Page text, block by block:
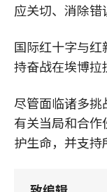
应关切、消除错
国际红十字与
持奋战在埃博拉
尽管面临诸多挑
有关当局和合
护生命，并支持